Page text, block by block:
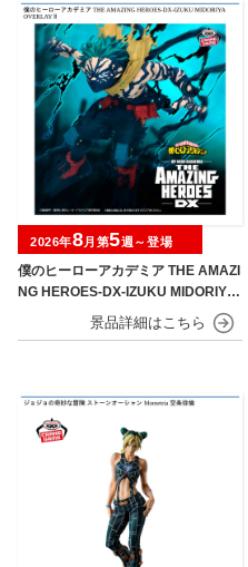
僕のヒーローアカデミア THE AMAZI
NG HEROES-DX-IZUKU MIDORIYA
OVERLAY Ⅱ
2026年8月第5週～登場